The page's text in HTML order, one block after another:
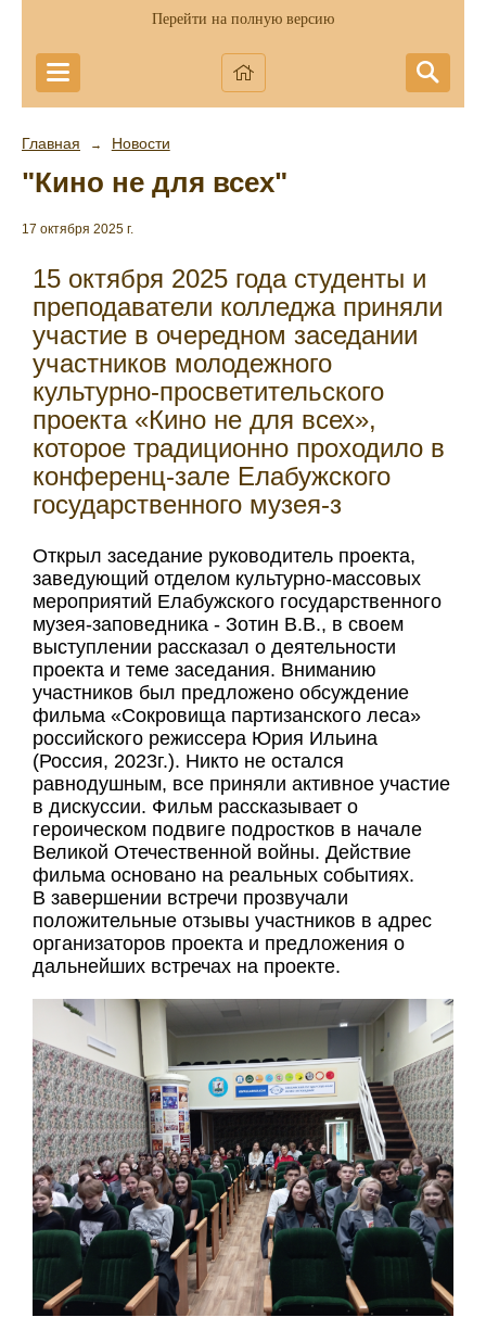
Перейти на полную версию
Главная → Новости
"Кино не для всех"
17 октября 2025 г.
15 октября 2025 года студенты и
преподаватели колледжа приняли
участие в очередном заседании
участников молодежного
культурно-просветительского
проекта «Кино не для всех»,
которое традиционно проходило в
конференц-зале Елабужского
государственного музея-з
Открыл заседание руководитель проекта,
заведующий отделом культурно-массовых
мероприятий Елабужского государственного
музея-заповедника - Зотин В.В., в своем
выступлении рассказал о деятельности
проекта и теме заседания. Вниманию
участников был предложено обсуждение
фильма «Сокровища партизанского леса»
российского режиссера Юрия Ильина
(Россия, 2023г.). Никто не остался
равнодушным, все приняли активное участие
в дискуссии. Фильм рассказывает о
героическом подвиге подростков в начале
Великой Отечественной войны. Действие
фильма основано на реальных событиях.
В завершении встречи прозвучали
положительные отзывы участников в адрес
организаторов проекта и предложения о
дальнейших встречах на проекте.